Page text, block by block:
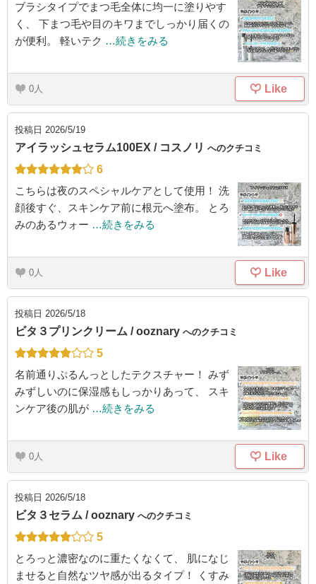
ブラシタイプでまつ毛全体に均一に塗りやす
く、 下まつ毛や目のキワまでしっかり届くの
が便利。 軽いテク …続きをみる
0 Like
投稿日 2026/5/19
アイラッシュセラム100EX / コスノリ へのクチコミ
6
こちらは夜のスペシャルケアとして使用！ 洗
顔後すぐ、スキンケア前に根元へ塗布。 とろ
みのあるウォー …続きをみる
0 Like
投稿日 2026/5/18
ビタ３プリンクリーム / ooznary へのクチコミ
5
名前通りぷるんっとしたテクスチャー！ みず
みずしいのに保湿感もしっかりあって、 スキ
ンケア後の肌が …続きをみる
0 Like
投稿日 2026/5/18
ビタ３セラム / ooznary へのクチコミ
5
とろっと濃密なのに重たくなくて、 肌になじ
ませると自然なツヤ感が出るタイプ！ くすみ